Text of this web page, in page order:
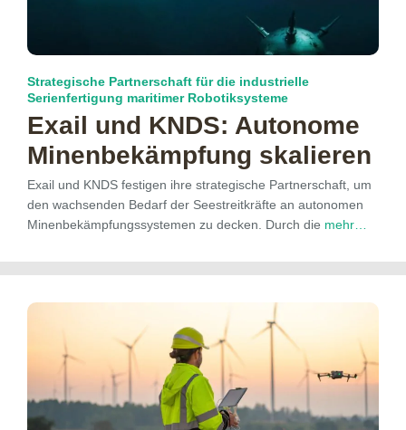
Strategische Partnerschaft für die industrielle
Serienfertigung maritimer Robotiksysteme
Exail und KNDS: Autonome
Minen­bekämpfung skalieren
Exail und KNDS festigen ihre strategische Partnerschaft, um
den wachsenden Bedarf der Seestreitkräfte an autonomen
Minenbekämpfungssystemen zu decken. Durch die mehr…